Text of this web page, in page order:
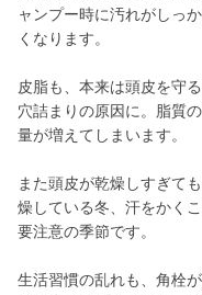
ャンプー時に汚れがしっ
くなります。
皮脂も、本来は頭皮を守
穴詰まりの原因に。脂質
量が増えてしまいます。
また頭皮が乾燥しすぎて
燥している冬、汗をかく
要注意の季節です。
生活習慣の乱れも、角栓